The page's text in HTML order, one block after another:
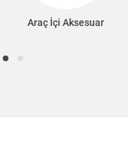
Araç İçi Aksesuar